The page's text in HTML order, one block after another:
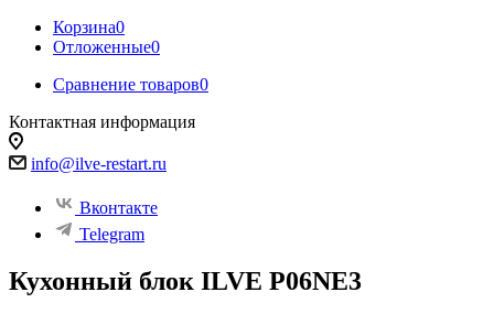
Корзина0
Отложенные0
Сравнение товаров0
Контактная информация
info@ilve-restart.ru
Вконтакте
Telegram
Кухонный блок ILVE P06NE3